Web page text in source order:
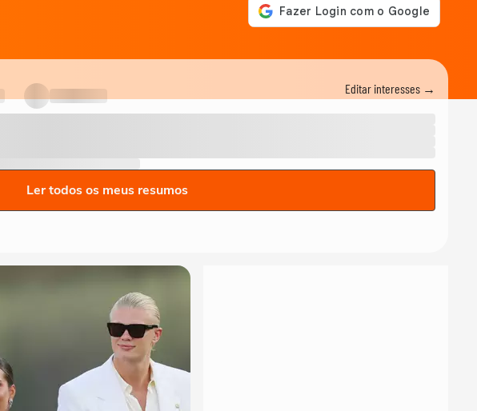
Editar interesses →
Ler todos os meus resumos